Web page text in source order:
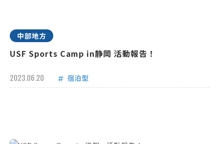
中部地方
USF Sports Camp in静岡 活動報告！
2023.06.20 宿泊型